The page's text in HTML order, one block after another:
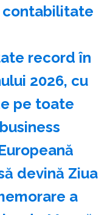
contabilitate
record în
2026, cu
pe toate
devină Ziua
a